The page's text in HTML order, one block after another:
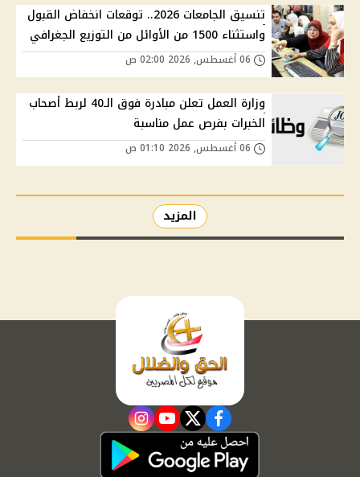
تنسيق الجامعات 2026.. توقعات انخفاض القبول
واستثناء 1500 من الأوائل من التوزيع الجغرافي
وزارة العمل تعلن مبادرة فوق الـ40 لربط أصحاب
الخبرات بفرص عمل مناسبة
المزيد
facebook
twitter
youtube
instagram